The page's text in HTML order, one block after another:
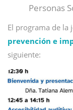
Personas
El programa de la
prevención e
siguiente: